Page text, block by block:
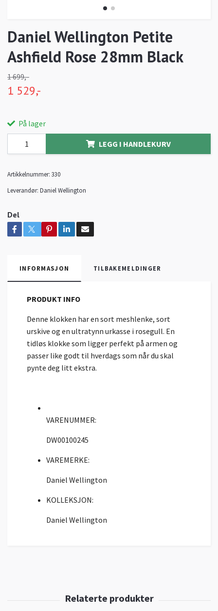
Daniel Wellington Petite
Ashfield Rose 28mm Black
1 699,-
1 529,-
På lager
LEGG I HANDLEKURV
Artikkelnummer: 330
Leverandør: Daniel Wellington
Del
INFORMASJON TILBAKEMELDINGER
PRODUKT INFO
Denne klokken har en sort meshlenke, sort
urskive og en ultratynn urkasse i rosegull. En
tidløs klokke som ligger perfekt på armen og
passer like godt til hverdags som når du skal
pynte deg litt ekstra.
VARENUMMER:
DW00100245
VAREMERKE:
Daniel Wellington
KOLLEKSJON:
Daniel Wellington